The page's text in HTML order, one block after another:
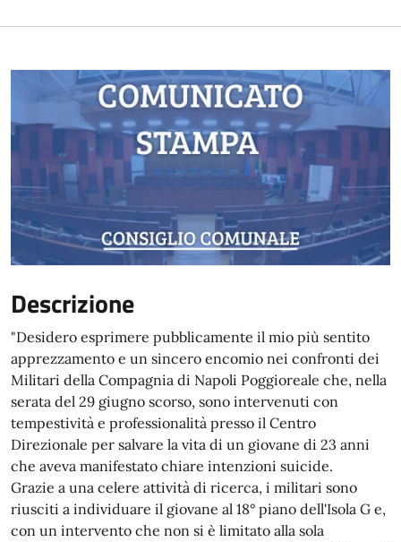
Descrizione
"Desidero esprimere pubblicamente il mio più sentito
apprezzamento e un sincero encomio nei confronti dei
Militari della Compagnia di Napoli Poggioreale che, nella
serata del 29 giugno scorso, sono intervenuti con
tempestività e professionalità presso il Centro
Direzionale per salvare la vita di un giovane di 23 anni
che aveva manifestato chiare intenzioni suicide.
Grazie a una celere attività di ricerca, i militari sono
riusciti a individuare il giovane al 18° piano dell'Isola G e,
con un intervento che non si è limitato alla sola